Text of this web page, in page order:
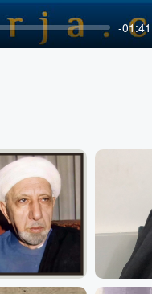
-01:41